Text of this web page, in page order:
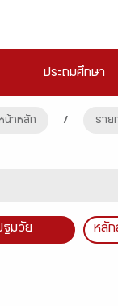
ประถมศึกษา
น้าหลัก / ราย
ฐมวัย หลัก